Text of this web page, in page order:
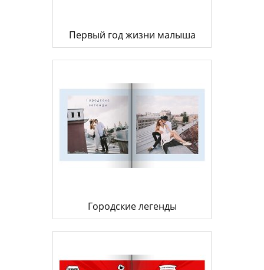
Первый год жизни малыша
Городские легенды